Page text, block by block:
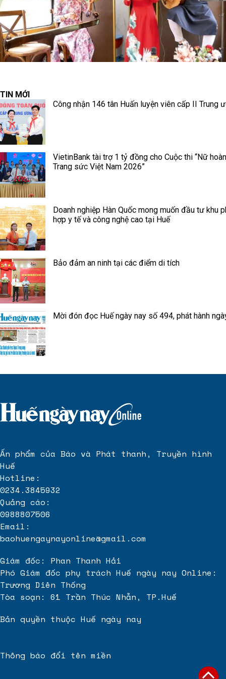
TIN MỚI
Công nhận 146 tân Huấn luyện viên cấp II Trung
VietinBank tài trợ 1 tỷ đồng cho Cuộc thi “Nữ
Trang sức Việt Nam 2026”
Doanh nghiệp Hàn Quốc mong muốn đầu tư khu
hợp y tế và công nghệ cao tại Huế
Bảo đảm an ninh tại các điểm di tích
Mời đón đọc Huế ngày nay số 494, phát hành
Ấn phẩm của Báo và Phát thanh, Truyền hình
Huế
Hotline:
0234.3845932
Quảng cáo:
0988807506
Email:
baohuengaynayonline@gmail.com
Giám đốc: Phan Thanh Hải
Phó Giám đốc phụ trách Huế ngày nay Online:
Trương Diên Thống
Tòa soạn: 61 Trần Thúc Nhẫn, TP.Huế
Bản quyền thuộc Huế ngày nay
Thông báo đổi tên miền